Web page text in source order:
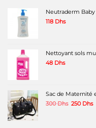
Neutraderm
118 Dhs
Nettoyant sols
48 Dhs
Sac de Maternité
300Dhs Le
250 DhsLe